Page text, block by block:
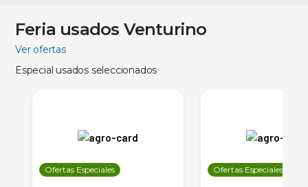
Feria usados Venturino
Ver ofertas
Especial usados seleccionados
Ofertas Especiales Ofertas Especiales